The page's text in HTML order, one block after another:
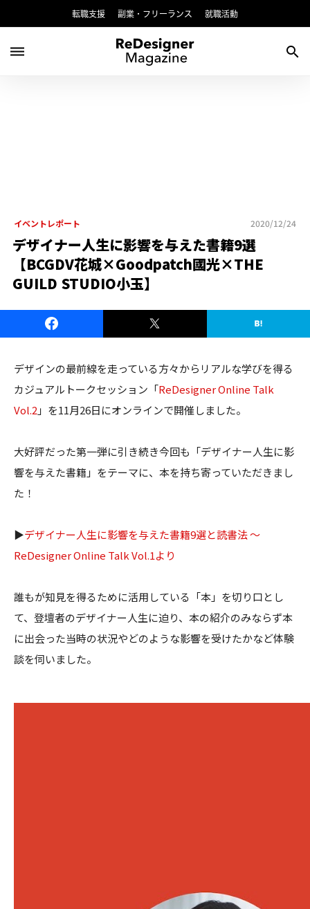
転職支援 副業・フリーランス 就職活動
dehaze search
イベントレポート 2020/12/24
デザイナー人生に影響を与えた書籍9選
【BCGDV花城×Goodpatch國光×THE
GUILD STUDIO小玉】
デザインの最前線を走っている方々からリアルな学びを得る
カジュアルトークセッション「ReDesigner Online Talk
Vol.2」を11月26日にオンラインで開催しました。
大好評だった第一弾に引き続き今回も「デザイナー人生に影
響を与えた書籍」をテーマに、本を持ち寄っていただきまし
た！
▶デザイナー人生に影響を与えた書籍9選と読書法 〜
ReDesigner Online Talk Vol.1より
誰もが知見を得るために活用している「本」を切り口とし
て、登壇者のデザイナー人生に迫り、本の紹介のみならず本
に出会った当時の状況やどのような影響を受けたかなど体験
談を伺いました。